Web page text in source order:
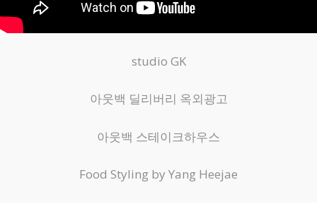
studio GK
아웃백 딜리버리 옥외광고
아웃백 스테이크하우스
Food Styling by Yang Heejae